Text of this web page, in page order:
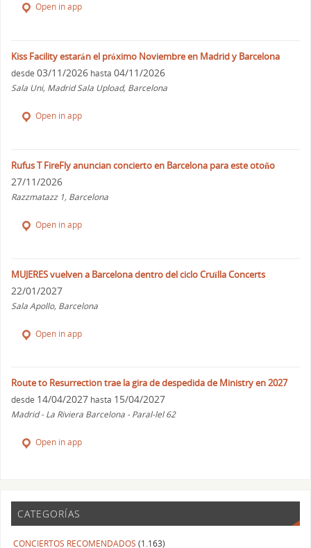
Open in app
Kiss Facility estarán el próximo Noviembre en Madrid y Barcelona
desde 03/11/2026 hasta 04/11/2026
Sala Uni, Madrid Sala Upload, Barcelona
Open in app
Rufus T FireFly anuncian concierto en Barcelona para este otoño
27/11/2026
Razzmatazz 1, Barcelona
Open in app
MUJERES vuelven a Barcelona dentro del ciclo Cruïlla Concerts
22/01/2027
Sala Apollo, Barcelona
Open in app
Route to Resurrection trae la gira de despedida de Ministry en 2027
desde 14/04/2027 hasta 15/04/2027
Madrid - La Riviera Barcelona - Paral-lel 62
Open in app
CATEGORÍAS
CONCIERTOS RECOMENDADOS (1.163)